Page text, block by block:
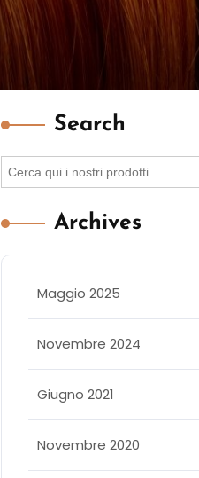
Search
Search
for:
Archives
Maggio 2025
Novembre 2024
Giugno 2021
Novembre 2020